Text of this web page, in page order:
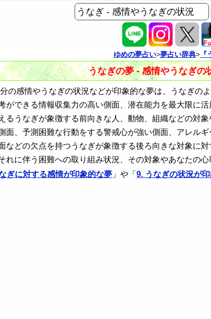
ゆめの夢占い>夢占い辞典>『
うなぎの夢 - 感情やうなぎの
の感情やうなぎの状況などが印象的な夢は、うなぎの
ができる情報収集力の高い側面、潜在能力を最大限に
るうなぎが象徴する前向きな人、動物、組織などの対
面、予測困難な行動をする警戒心が強い側面、アレル
などの欠点を持つうなぎが象徴する後ろ向きな対象に
れに伴う困難への取り組み状況、その対象やあなたの
ぎに対する感情が印象的な夢 」や「 9. うなぎの状況が